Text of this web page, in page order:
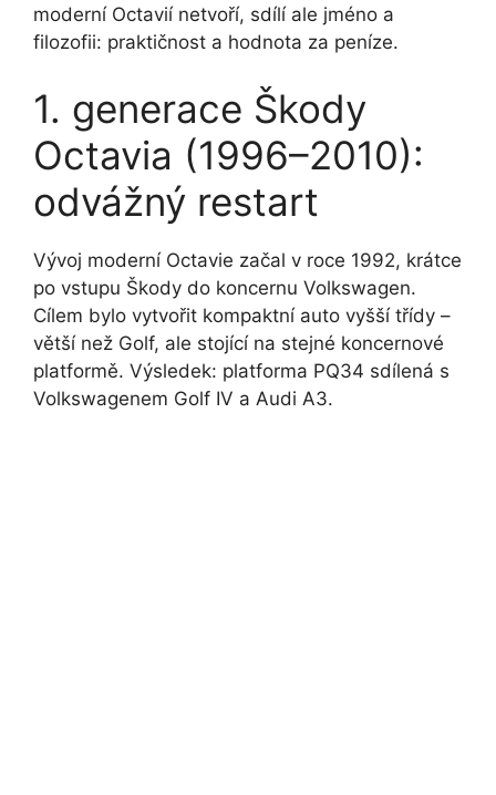
moderní Octavií netvoří, sdílí ale jméno a
filozofii: praktičnost a hodnota za peníze.
1. generace Škody
Octavia (1996–2010):
odvážný restart
Vývoj moderní Octavie začal v roce 1992, krátce
po vstupu Škody do koncernu Volkswagen.
Cílem bylo vytvořit kompaktní auto vyšší třídy –
větší než Golf, ale stojící na stejné koncernové
platformě. Výsledek: platforma PQ34 sdílená s
Volkswagenem Golf IV a Audi A3.